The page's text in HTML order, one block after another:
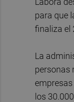
para que
finaliza el
La
personas
los